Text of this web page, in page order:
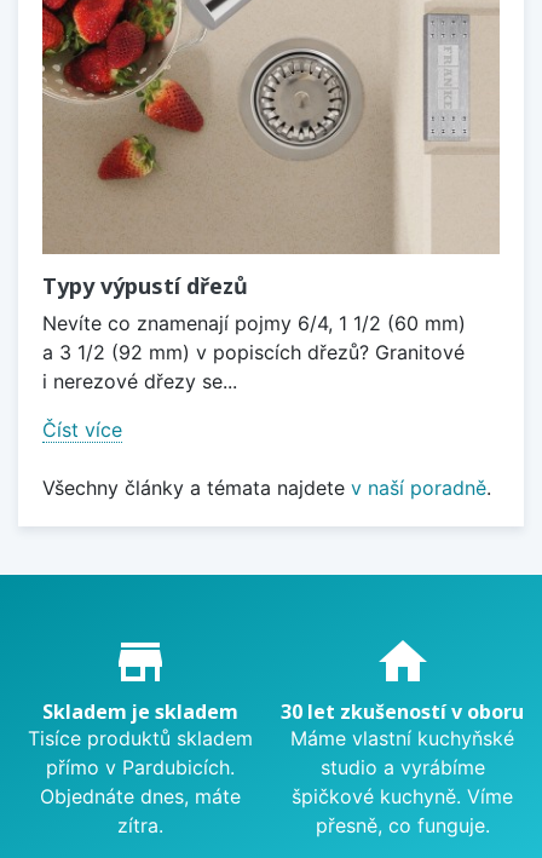
Typy výpustí dřezů
Nevíte co znamenají pojmy 6/4, 1 1/2 (60 mm)
a 3 1/2 (92 mm) v popiscích dřezů? Granitové
i nerezové dřezy se...
Číst více
Všechny články a témata najdete v naší poradně.
Proč nakupovat u nás?
store_mall_directory
Skladem je skladem
Tisíce produktů skladem
přímo v Pardubicích.
Objednáte dnes, máte
zítra.
home
30 let zkušeností v oboru
Máme vlastní kuchyňské
studio a vyrábíme
špičkové kuchyně. Víme
přesně, co funguje.